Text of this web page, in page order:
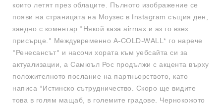
които летят през облаците. Пълното изображение се
появи на страницата на Моузес в Instagram същия ден,
заедно с коментар "Някой каза airmax и аз го взех
присърце." Междувременно A-COLD-WALL* го нарече
"Ренесансът" и насочи хората към уебсайта си за
актуализации, а Самюъл Рос продължи с акцента върху
положителното послание на партньорството, като
написа "Истинско сътрудничество. Скоро ще видите
това в голям мащаб, в големите градове. Чернокожото